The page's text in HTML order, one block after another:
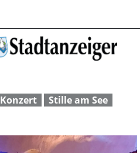
Rock im Mai |
Konzert Stille am See